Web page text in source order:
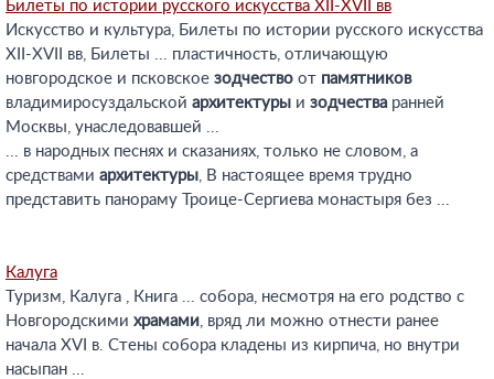
Билеты по истории русского искусства XII-XVII вв
Искусство и культура, Билеты по истории русского искусства
XII-XVII вв, Билеты ... пластичность, отличающую
новгородское и псковское зодчество от памятников
владимиросуздальской архитектуры и зодчества ранней
Москвы, унаследовавшей ...
... в народных песнях и сказаниях, только не словом, а
средствами архитектуры, В настоящее время трудно
представить панораму Троице-Сергиева монастыря без ...
Калуга
Туризм, Калуга , Книга ... собора, несмотря на его родство с
Новгородскими храмами, вряд ли можно отнести ранее
начала XVI в. Стены собора кладены из кирпича, но внутри
насыпан ...